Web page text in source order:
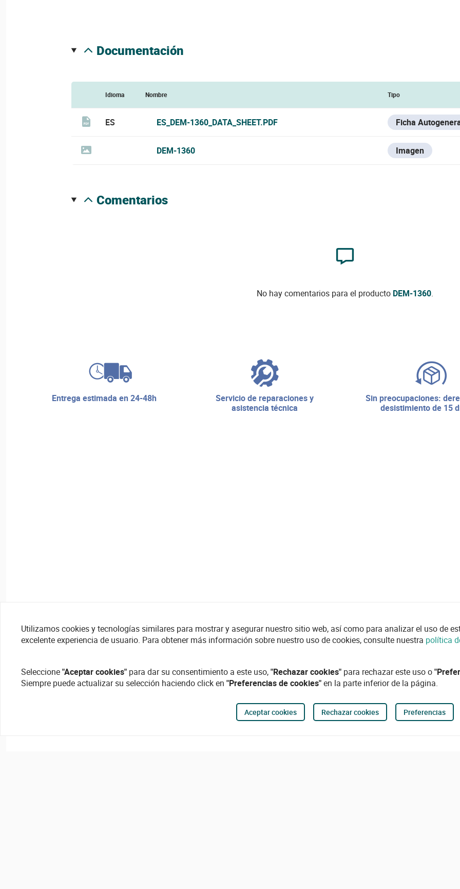
documentación
Idioma Nombre Tipo
ES ES_DEM-1360_DATA_SHEET.PDF Ficha
DEM-1360 Imagen
comentarios
No hay comentarios para el producto DEM-1360.
entrega estimada en 24-48h
servicio de reparaciones y
asistencia técnica
sin preocupaciones: derecho de
desistimiento de 15
Utilizamos cookies y tecnologías similares para mostrar y asegurar nuestro sitio web, así como para analizar el uso de
excelente experiencia de usuario. Para obtener más información sobre nuestro uso de cookies, consulte nuestra política
Seleccione"Aceptar cookies" para dar su consentimiento a este uso,"Rechazar cookies" para rechazar este uso o
Siempre puede actualizar su selección haciendo click en "Preferencias de cookies"en la parte inferior de la página.
Aceptar cookies Rechazar cookies Preferencias